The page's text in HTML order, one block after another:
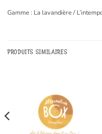
Gamme : La lavandière /
PRODUITS SIMILAIRES